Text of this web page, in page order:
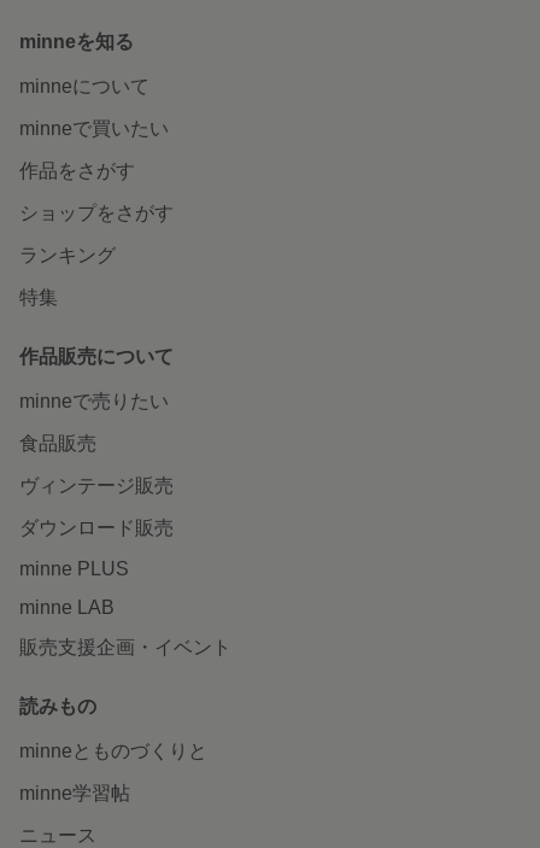
minneを知る
minneについて
minneで買いたい
作品をさがす
ショップをさがす
ランキング
特集
作品販売について
minneで売りたい
食品販売
ヴィンテージ販売
ダウンロード販売
minne PLUS
minne LAB
販売支援企画・イベント
読みもの
minneとものづくりと
minne学習帖
ニュース